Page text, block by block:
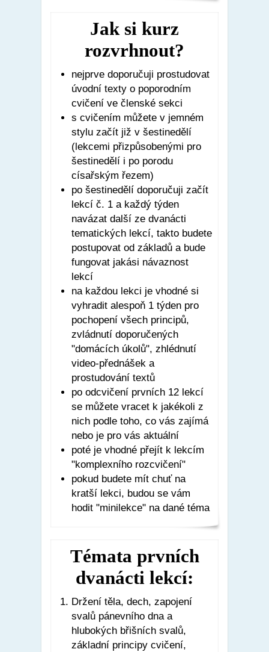
Jak si kurz
rozvrhnout?
nejprve doporučuji prostudovat
úvodní texty o poporodním
cvičení ve členské sekci
s cvičením můžete v jemném
stylu začít již v šestinedělí
(lekcemi přizpůsobenými pro
šestinedělí i po porodu
císařským řezem)
po šestinedělí doporučuji začít
lekcí č. 1 a každý týden
navázat další ze dvanácti
tematických lekcí, takto budete
postupovat od základů a bude
fungovat jakási návaznost
lekcí
na každou lekci je vhodné si
vyhradit alespoň 1 týden pro
pochopení všech principů,
zvládnutí doporučených
"domácích úkolů", zhlédnutí
video-přednášek a
prostudování textů
po odcvičení prvních 12 lekcí
se můžete vracet k jakékoli z
nich podle toho, co vás zajímá
nebo je pro vás aktuální
poté je vhodné přejít k lekcím
"komplexního rozcvičení"
pokud budete mít chuť na
kratší lekci, budou se vám
hodit "minilekce" na dané téma
Témata prvních
dvanácti lekcí:
Držení těla, dech, zapojení
svalů pánevního dna a
hlubokých břišních svalů,
základní principy cvičení,